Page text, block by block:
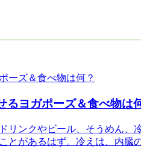
ヨガポーズ＆食べ物は
リンクやビール、そうめん
とがあるはず。冷えは、内